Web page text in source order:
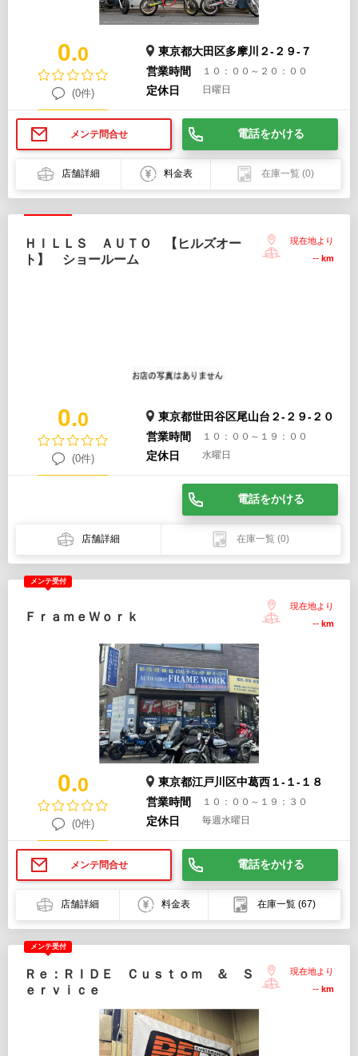
0.0
(0件)
東京都大田区多摩川２-２９-７
営業時間
１０：００～２０：００
定休日 日曜日
メンテ問合せ 電話をかける
店舗詳細 料金表 在庫一覧 (0)
ＨＩＬＬＳ ＡＵＴＯ 【ヒルズオー
ト】 ショールーム
現在地より
-- km
0.0
(0件)
東京都世田谷区尾山台２-２９-２０
営業時間
１０：００～１９：００
定休日 水曜日
電話をかける
店舗詳細 在庫一覧 (0)
メンテ受付
ＦｒａｍｅＷｏｒｋ
現在地より
-- km
0.0
(0件)
東京都江戸川区中葛西１-１-１８
営業時間
１０：００～１９：３０
定休日 毎週水曜日
メンテ問合せ 電話をかける
店舗詳細 料金表 在庫一覧 (67)
メンテ受付
Ｒｅ：ＲＩＤＥ Ｃｕｓｔｏｍ ＆ Ｓ
ｅｒｖｉｃｅ
現在地より
-- km